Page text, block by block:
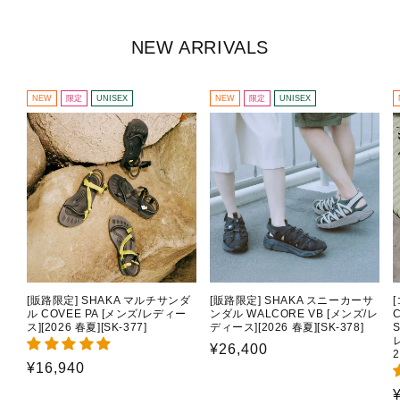
NEW ARRIVALS
NEW 限定 UNISEX
[販路限定] SHAKA マルチサンダ
ル COVEE PA [メンズ/レディー
ス][2026 春夏][SK-377]
通
¥16,940
NEW 限定 UNISEX
[販路限定] SHAKA スニーカーサ
ンダル WALCORE VB [メンズ/レ
ディース][2026 春夏][SK-378]
通
¥26,400
[